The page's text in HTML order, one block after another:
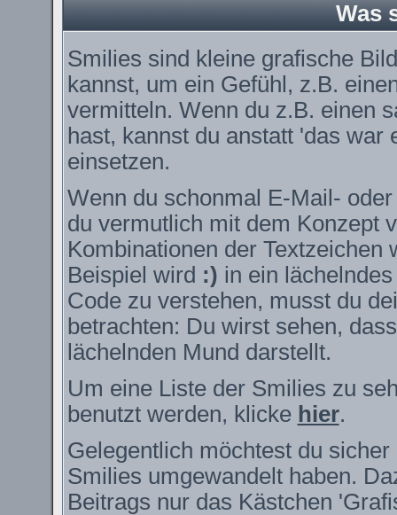
Was
Smilies sind kleine grafische
kannst, um ein Gefühl, z.B.
vermitteln. Wenn du z.B. einen
hast, kannst du anstatt 'das
einsetzen.
Wenn du schonmal E-Mail-
du vermutlich mit dem Konzept
Kombinationen der
Beispiel wird :) in ein
Code zu verstehen, musst du
betrachten: Du wirst sehen,
lächelnden Mund darstellt.
Um eine Liste der Smilies zu
benutzt werden, klicke hier.
Gelegentlich möchtest du
Smilies umgewandelt haben.
Beitrags nur das Kästchen